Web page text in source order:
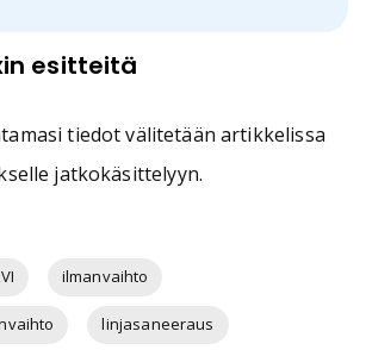
esitteitä
tiedot välitetään artikkelissa
jatkokäsittelyyn.
ilmanvaihto
linjasaneeraus